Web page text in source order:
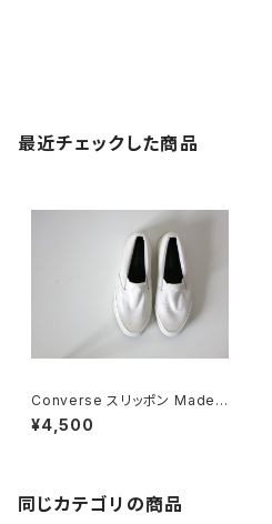
最近チェックした商品
Converse スリッポン Made i
n USA
¥4,500
同じカテゴリの商品